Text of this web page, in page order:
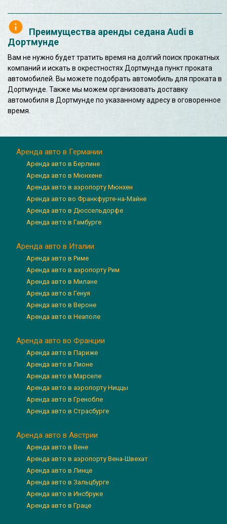
Преимущества аренды седана Audi в
Дортмунде
Вам не нужно будет тратить время на долгий поиск прокатных
компаний и искать в окрестностях Дортмунда пункт проката
автомобилей. Вы можете подобрать автомобиль для проката в
Дортмунде. Также мы можем организовать доставку
автомобиля в Дортмунде по указанному адресу в оговоренное
время.
Аренда авто в Германии
Аренда авто в Берлине
Аренда авто в Мюнхене
Аренда авто в аэропорту Мюнхен
Аренда авто во Франкфурте-на-Майне
Аренда авто в Дюссельдорфе
Аренда авто в Гамбурге
Аренда авто в Италии
Аренда авто в Риме
Аренда авто в аэропорту Рим
Аренда авто в Милане
Аренда авто в Генуя
Аренда авто в Вероне
Аренда авто в Неаполе
Аренда авто во Франции
Аренда авто в Париже
Аренда авто в Лионе
Аренда авто в Марселе
Аренда авто в аэропорту Ниццы
Аренда авто в Гренобле
Аренда авто в Страсбурге
Аренда авто в Австрии
Аренда авто в Вене
Аренда авто в аэропорту Вена-Швехат
Аренда авто в Линце
Аренда авто в Зальцбурге
Аренда авто в Инсбруке
Аренда авто в Граце